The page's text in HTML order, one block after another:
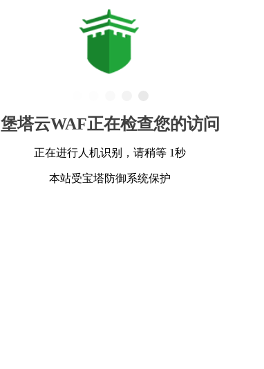
堡塔云WAF正在检查您的访问
正在进行人机识别，请稍等 1秒
本站受宝塔防御系统保护